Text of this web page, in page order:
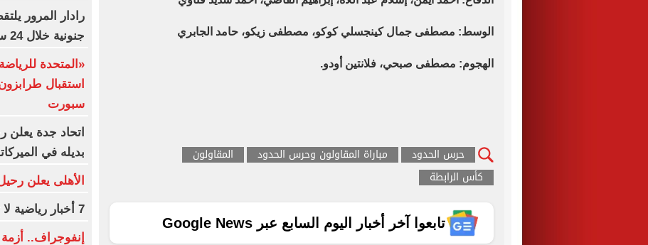
الوسط: مصطفى جمال كينجسلي كوكو، مصطفى زيكو، حامد الجابري
الهجوم: مصطفى صبحي، فلانتين أودو.
حرس الحدود مباراة المقاولون وحرس الحدود
المقاولون
كأس الرابطة
تابعوا آخر أخبار اليوم السابع عبر Google News
جنونية خلال 24 ساعة
«المتحدة
استقبال
سبورت
اتحاد جدة يعلن
بديله في
الأهلى يعلن
7 أخبار رياضية لا تفوتك
إنفوجراف..